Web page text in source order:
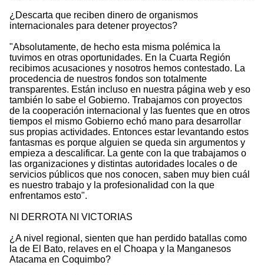
¿Descarta que reciben dinero de organismos
internacionales para detener proyectos?
"Absolutamente, de hecho esta misma polémica la
tuvimos en otras oportunidades. En la Cuarta Región
recibimos acusaciones y nosotros hemos contestado. La
procedencia de nuestros fondos son totalmente
transparentes. Están incluso en nuestra página web y eso
también lo sabe el Gobierno. Trabajamos con proyectos
de la cooperación internacional y las fuentes que en otros
tiempos el mismo Gobierno echó mano para desarrollar
sus propias actividades. Entonces estar levantando estos
fantasmas es porque alguien se queda sin argumentos y
empieza a descalificar. La gente con la que trabajamos o
las organizaciones y distintas autoridades locales o de
servicios públicos que nos conocen, saben muy bien cuál
es nuestro trabajo y la profesionalidad con la que
enfrentamos esto".
NI DERROTA NI VICTORIAS
¿A nivel regional, sienten que han perdido batallas como
la de El Bato, relaves en el Choapa y la Manganesos
Atacama en Coquimbo?